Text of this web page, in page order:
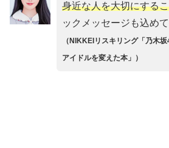
身近な人を大切にする
ックメッセージも込め
（NIKKEIリスキリング「乃木
アイドルを変えた本」）